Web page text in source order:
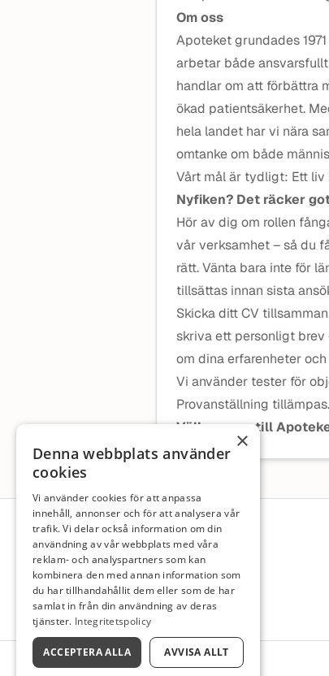
Om oss
Apoteket grundades
arbetar både
handlar om att förbättra
ökad patientsäkerhet.
hela landet har vi nära
omtanke om både
Vårt mål är tydligt: Ett liv
Nyfiken? Det räcker
Hör av dig om rollen
vår verksamhet – så du
rätt. Vänta bara inte för
tillsättas innan sista
Skicka ditt CV
skriva ett personligt brev
om dina erfarenheter
Vi använder tester för
Provanställning tillämpas.
Välkommen till
Sidfot
×
Denna webbplats använder
cookies
Vi använder cookies för att anpassa
innehåll, annonser och för att analysera vår
trafik. Vi delar också information om din
användning av vår webbplats med våra
reklam- och analyspartners som kan
kombinera den med annan information som
du har tillhandahållit dem eller som de har
samlat in från din användning av deras
tjänster. Integritetspolicy
ACCEPTERA ALLA AVVISA ALLT